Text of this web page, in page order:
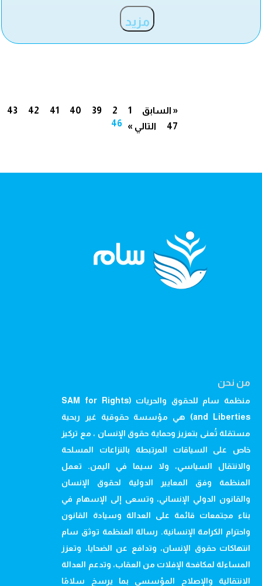
مزيد
« السابق 1
2
39
40
41
42
43
46
47 التالي »
من نحن
منظمة سام للحقوق والحريات (SAM for Rights
and Liberties) هي مؤسسة حقوقية غير ربحية
مستقلة تُعنى بتعزيز وحماية حقوق الإنسان ، مع تركيز
خاص على السياقات المرتبطة بالنزاعات المسلحة
والانتقال السياسي، ولا سيما في اليمن. تعمل
المنظمة وفق المعايير الدولية لحقوق الإنسان
والقانون الدولي الإنساني، وتسعى إلى الإسهام في
بناء مجتمعات قائمة على العدالة وسيادة القانون
واحترام الكرامة الإنسانية. رسالة المنظمة توثق سام
انتهاكات حقوق الإنسان، وتدافع عن الضحايا، وتعزز
المساءلة لمكافحة الإفلات من العقاب، وتدعم العدالة
الانتقالية والإصلاح المؤسسي بما يرسخ سلامًا